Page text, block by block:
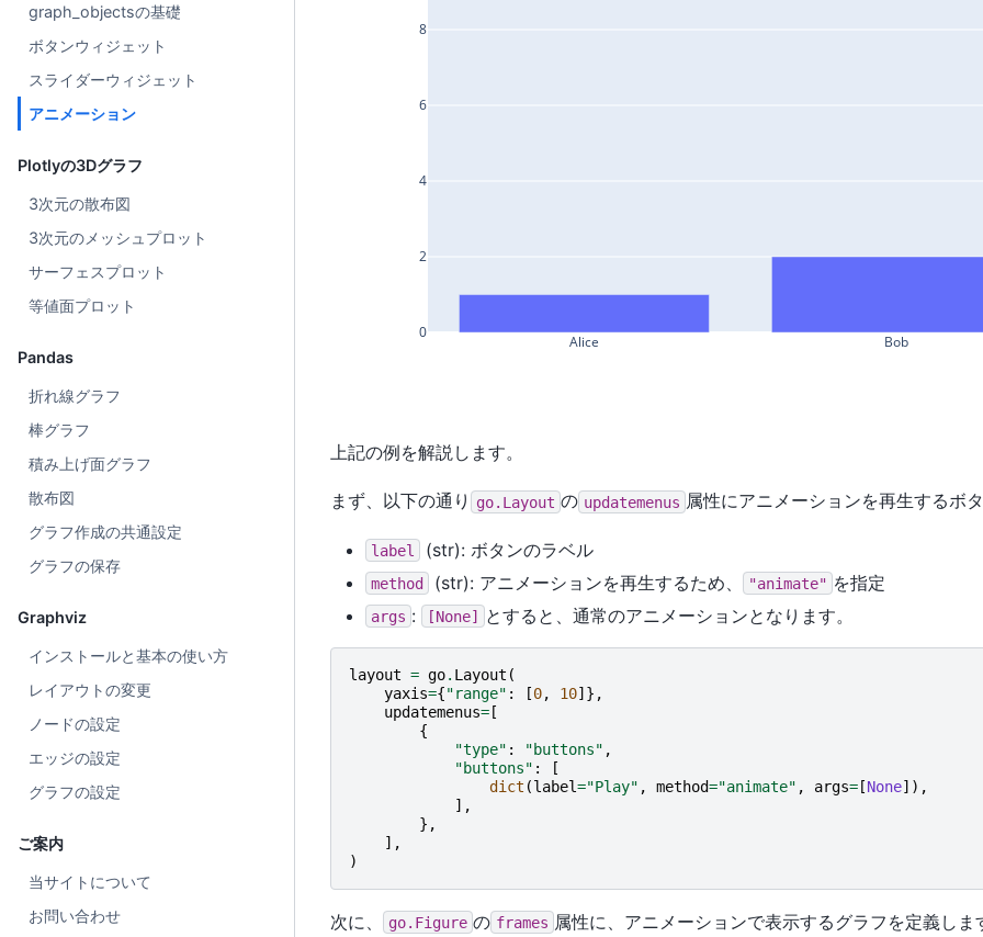
graph_objectsの基礎
ボタンウィジェット
スライダーウィジェット
アニメーション
Plotlyの3Dグラフ
3次元の散布図
3次元のメッシュプロット
サーフェスプロット
等値面プロット
Pandas
折れ線グラフ
棒グラフ
積み上げ面グラフ
散布図
グラフ作成の共通設定
グラフの保存
Graphviz
インストールと基本の使い方
レイアウトの変更
ノードの設定
エッジの設定
グラフの設定
ご案内
当サイトについて
お問い合わせ
Alice Bob
0
2
4
6
8
上記の例を解説します。
まず、以下の通り go.Layout の updatemenus 属性にアニメーションを再生するボ
label (str): ボタンのラベル
method (str): アニメーションを再生するため、 "animate" を指定
args : [None] とすると、通常のアニメーションとなります。
layout = go. Layout (
yaxis={"range" : [0, 10]},
updatemenus=[
{
"type" : "buttons" ,
"buttons" :
[
dict (label="Play" , method="animate" , args=[None]),
],
},
],
)
次に、 go.Figure の frames 属性に、アニメーションで表示するグラフを定義しま